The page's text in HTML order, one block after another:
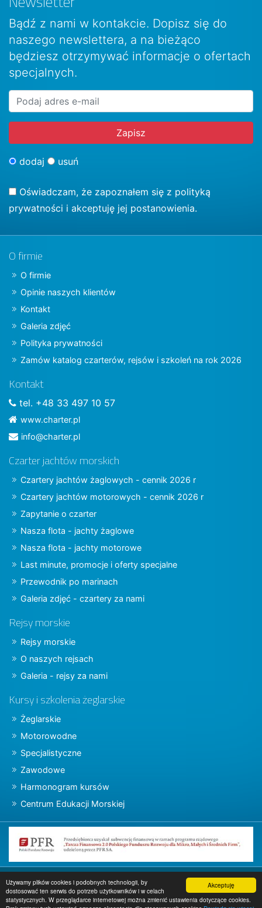
Akceptuję
Używamy plików cookies i podobnych technologii, by
dostosować ten serwis do potrzeb użytkowników i w celach
statystycznych. W przeglądarce internetowej można zmienić ustawienia dotyczące cookies.
Bądź z nami w kontakcie. Dopisz się do
naszego newslettera, a na bieżąco
będziesz otrzymywać informacje o ofertach
specjalnych.
dodaj usuń
Oświadczam, że zapoznałem się z polityką
prywatności i akceptuję jej postanowienia.
O firmie
O firmie
Opinie naszych klientów
Kontakt
Galeria zdjęć
Polityka prywatności
Zamów katalog czarterów, rejsów i szkoleń na rok 2026
Kontakt
tel. +48 33 497 10 57
www.charter.pl
info@charter.pl
Czarter jachtów morskich
Czartery jachtów żaglowych - cennik 2026 r
Czartery jachtów motorowych - cennik 2026 r
Zapytanie o czarter
Nasza flota - jachty żaglowe
Nasza flota - jachty motorowe
Last minute, promocje i oferty specjalne
Przewodnik po marinach
Galeria zdjęć - czartery za nami
Rejsy morskie
Rejsy morskie
O naszych rejsach
Galeria - rejsy za nami
Kursy i szkolenia żeglarskie
Żeglarskie
Motorowodne
Specjalistyczne
Zawodowe
Harmonogram kursów
Centrum Edukacji Morskiej
Copyright © 2015 charter.pl
Projekt i wykonanie www.charter.pl